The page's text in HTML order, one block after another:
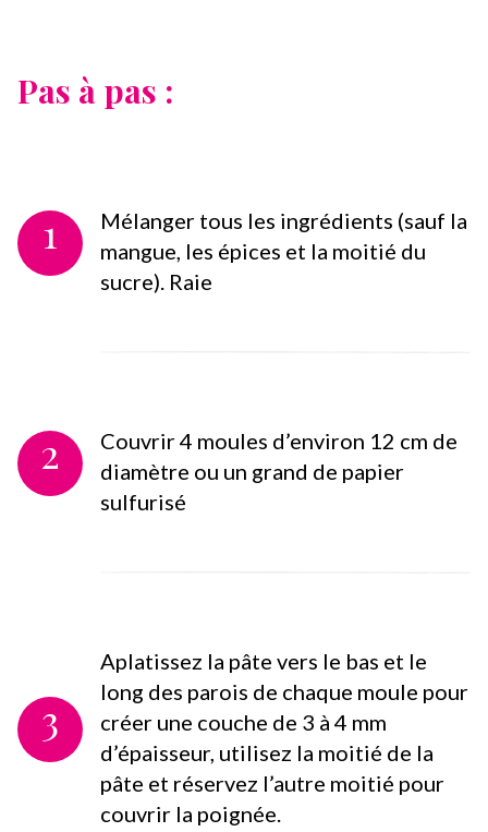
Pas à pas :
1
Mélanger tous les ingrédients (sauf la
mangue, les épices et la moitié du
sucre). Raie
2
Couvrir 4 moules d’environ 12 cm de
diamètre ou un grand de papier
sulfurisé
3
Aplatissez la pâte vers le bas et le
long des parois de chaque moule pour
créer une couche de 3 à 4 mm
d’épaisseur, utilisez la moitié de la
pâte et réservez l’autre moitié pour
couvrir la poignée.